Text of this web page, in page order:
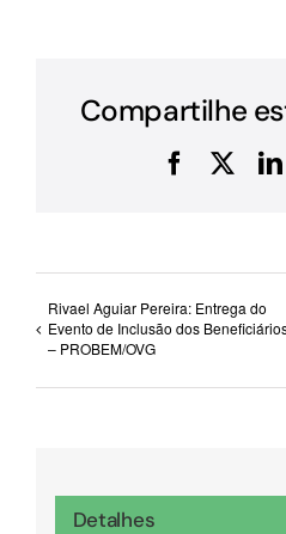
Compartilhe
Facebook
X
Rivael Aguiar Pereira: Entrega do
Evento de Inclusão dos
– PROBEM/OVG
Detalhes